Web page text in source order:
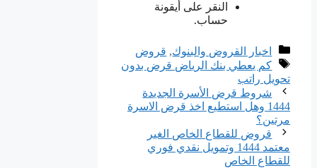
النقر على أيقونة
حساب.
التصنيفات
اخبار القروض والبنوك, قروض
الوسوم
كم يعطي بنك الرياض قرض بدون
تحويل راتب
شروط قرض الأسرة الجديدة
1444 وهل استطيع اخذ قرض الاسرة
مرتين؟
قروض للقطاع الخاص الغير
معتمد 1444 وتمويل نقدي فوري
للقطاع الخاص